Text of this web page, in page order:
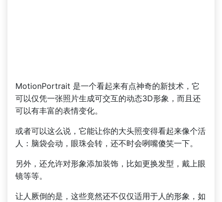
MotionPortrait 是一个看起来有点神奇的新技术，它
可以仅凭一张照片生成可交互的动态3D形象，而且还
可以有丰富的表情变化。
或者可以这么说，它能让你的大头照变得看起来像个活
人：脑袋会动，眼珠会转，还不时会咧嘴傻笑一下。
另外，还允许对形象添加装饰，比如更换发型，戴上眼
镜等等。
让人厥倒的是，这些竟然还不仅仅适用于人的形象，如